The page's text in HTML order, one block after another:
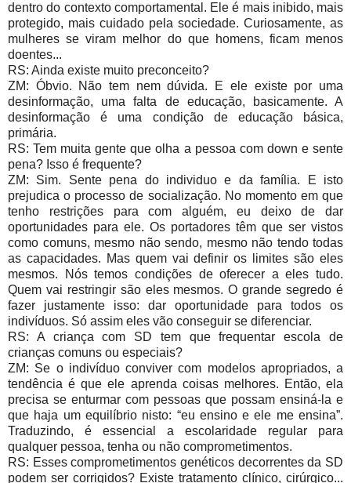
dentro do contexto comportamental. Ele é mais inibido, mais
protegido, mais cuidado pela sociedade. Curiosamente, as
mulheres se viram melhor do que homens, ficam menos
doentes...
RS: Ainda existe muito preconceito?
ZM: Óbvio. Não tem nem dúvida. E ele existe por uma
desinformação, uma falta de educação, basicamente. A
desinformação é uma condição de educação básica,
primária.
RS: Tem muita gente que olha a pessoa com down e sente
pena? Isso é frequente?
ZM: Sim. Sente pena do individuo e da família. E isto
prejudica o processo de socialização. No momento em que
tenho restrições para com alguém, eu deixo de dar
oportunidades para ele. Os portadores têm que ser vistos
como comuns, mesmo não sendo, mesmo não tendo todas
as capacidades. Mas quem vai definir os limites são eles
mesmos. Nós temos condições de oferecer a eles tudo.
Quem vai restringir são eles mesmos. O grande segredo é
fazer justamente isso: dar oportunidade para todos os
indivíduos. Só assim eles vão conseguir se diferenciar.
RS: A criança com SD tem que frequentar escola de
crianças comuns ou especiais?
ZM: Se o indivíduo conviver com modelos apropriados, a
tendência é que ele aprenda coisas melhores. Então, ela
precisa se enturmar com pessoas que possam ensiná-la e
que haja um equilíbrio nisto: “eu ensino e ele me ensina”.
Traduzindo, é essencial a escolaridade regular para
qualquer pessoa, tenha ou não comprometimentos.
RS: Esses comprometimentos genéticos decorrentes da SD
podem ser corrigidos? Existe tratamento clínico, cirúrgico...